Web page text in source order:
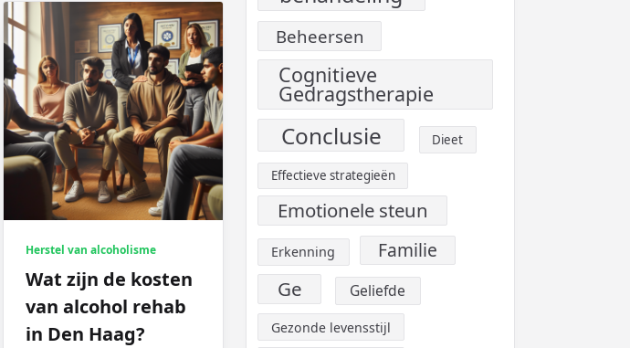
Herstel van alcoholisme
Wat zijn de kosten
van alcohol rehab
in Den Haag?
Beheersen
Cognitieve
Gedragstherapie
Conclusie Dieet
Effectieve strategieën
Emotionele steun
Erkenning Familie
Ge Geliefde
Gezonde levensstijl